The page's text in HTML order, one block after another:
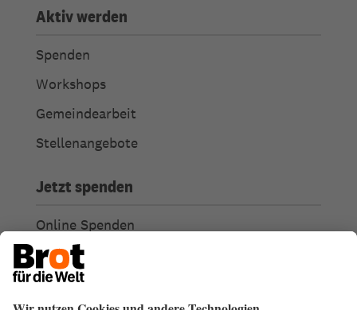
Aktiv werden
Spenden
Workshops
Gemeindearbeit
Stellenangebote
Jetzt spenden
Online Spenden
Weitere Spendenmöglichkeiten
Ich habe Fragen zu meiner Spende